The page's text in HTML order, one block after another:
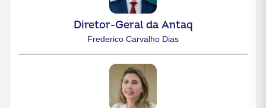
Diretor-Geral da Antaq
Frederico Carvalho Dias